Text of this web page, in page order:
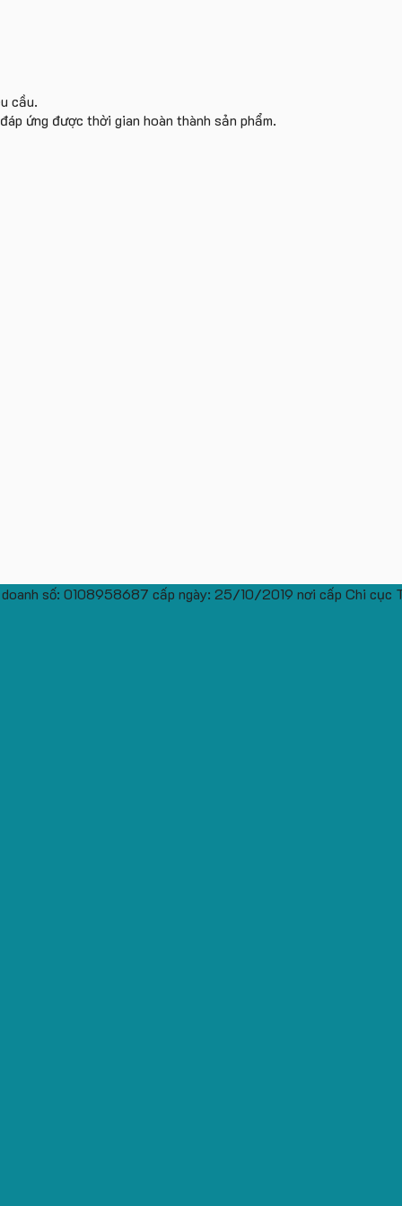
cầu.
ứng được thời gian hoàn thành sản phẩm.
số: 0108958687 cấp ngày: 25/10/2019 nơi cấp Chi cục